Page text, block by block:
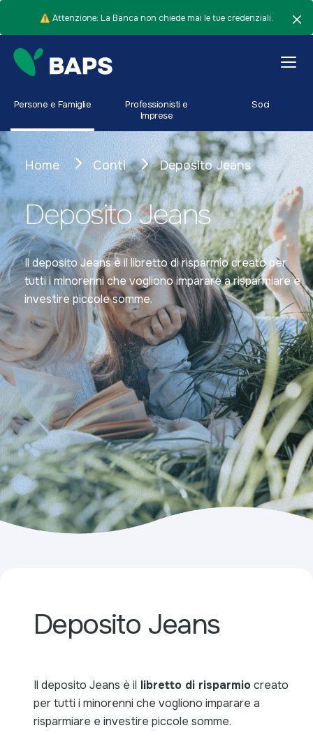
⚠️ Attenzione: La Banca non chiede mai le tue credenziali.
Persone e Famiglie
Professionisti e
Imprese
Soci
Home Conti Deposito Jeans
Deposito Jeans
Il deposito Jeans è il libretto di risparmio creato per
tutti i minorenni che vogliono imparare a risparmiare e
investire piccole somme.
Deposito Jeans
Il deposito Jeans è il libretto di risparmiocreato
per tutti i minorenni che vogliono imparare a
risparmiare e investire piccole somme.